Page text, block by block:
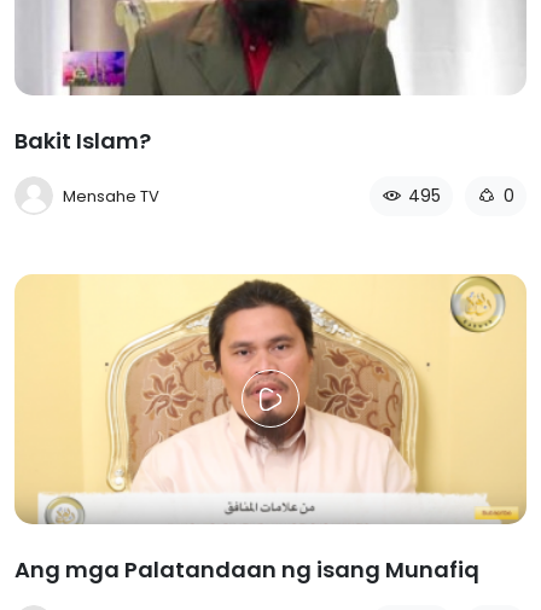
Bakit Islam?
Mensahe TV 495 0
Ang mga Palatandaan ng isang Munafiq